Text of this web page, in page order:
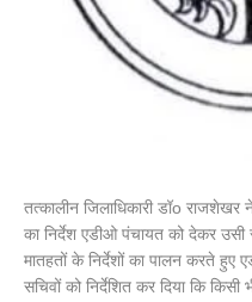
तत्कालीन जिलाधिकारी डॉo
का निर्देश एडीओ पंचायत को देकर
मातहतों के निर्देशों का पालन करते हुए
सचिवों को निर्देशित कर दिया कि